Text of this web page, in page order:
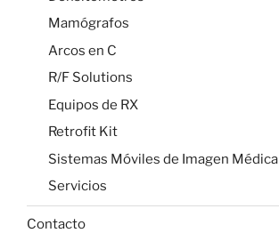
Mamógrafos
Arcos en C
R/F Solutions
Equipos de RX
Retrofit Kit
Sistemas Móviles de Imagen Médica
Servicios
Contacto